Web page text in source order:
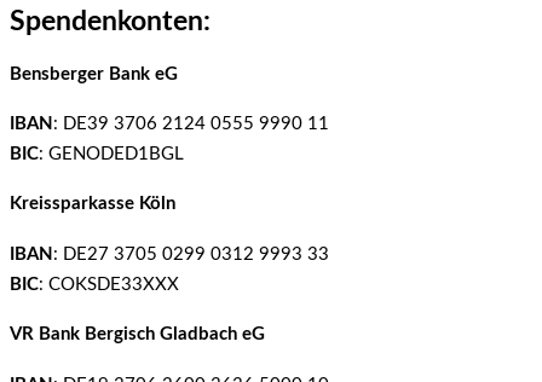
Spendenkonten:
Bensberger Bank eG
IBAN : DE39 3706 2124 0555 9990 11
BIC: GENODED1BGL
Kreissparkasse Köln
IBAN : DE27 3705 0299 0312 9993 33
BIC: COKSDE33XXX
VR Bank Bergisch Gladbach eG